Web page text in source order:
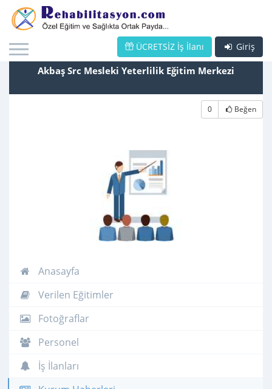
Giriş
ÜCRETSİZ İş İlanı
Akbaş Src Mesleki Yeterlilik Eğitim Merkezi
0 Beğen
Anasayfa
Verilen Eğitimler
Fotoğraflar
Personel
İş İlanları